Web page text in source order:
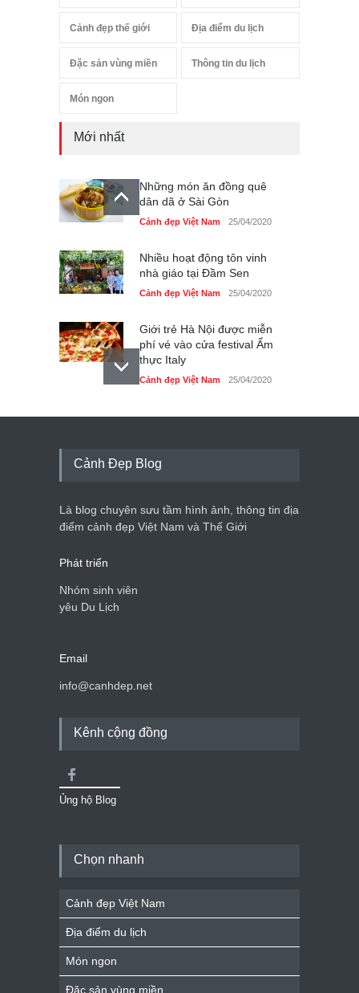
Cảnh đẹp thế giới Địa điểm du lịch
Đặc sản vùng miền Thông tin du lịch
Món ngon
Mới nhất
Những món ăn đồng quê
dân dã ở Sài Gòn
Cảnh đẹp Việt Nam 25/04/2020
Nhiều hoạt động tôn vinh
nhà giáo tại Đầm Sen
Cảnh đẹp Việt Nam 25/04/2020
Giới trẻ Hà Nội được miễn
phí vé vào cửa festival Ẩm
thực Italy
Cảnh đẹp Việt Nam 25/04/2020
Tam giác mạch khoe sắc
du lịch quốc gia
Cảnh đẹp Việt Nam 24/04/2020
Cảnh Đẹp Blog
Là blog chuyên sưu tầm hình ảnh, thông tin địa
điểm cảnh đẹp Việt Nam và Thế Giới
Phát triển
Nhóm sinh viên
yêu Du Lịch
Email
info@canhdep.net
Kênh cộng đồng
Ủng hộ Blog
Chọn nhanh
Cảnh đẹp Việt Nam
Địa điểm du lịch
Món ngon
Đặc sản vùng miền